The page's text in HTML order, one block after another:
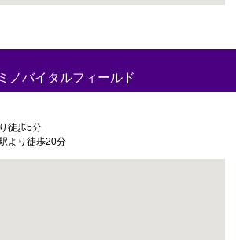
ノバイタルフィールド
徒歩5分
より徒歩20分